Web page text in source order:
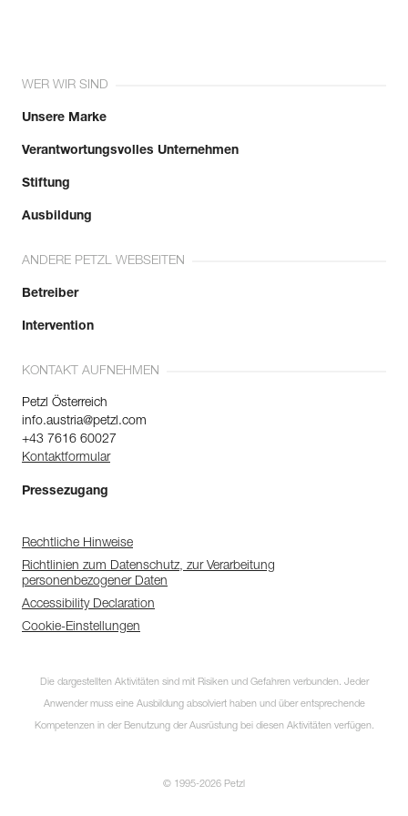
WER WIR SIND
Unsere Marke
Verantwortungsvolles Unternehmen
Stiftung
Ausbildung
ANDERE PETZL WEBSEITEN
Betreiber
Intervention
KONTAKT AUFNEHMEN
Petzl Österreich
info.austria@petzl.com
+43 7616 60027
Kontaktformular
Pressezugang
Rechtliche Hinweise
Richtlinien zum Datenschutz, zur Verarbeitung
personenbezogener Daten
Accessibility Declaration
Cookie-Einstellungen
Die dargestellten Aktivitäten sind mit Risiken und Gefahren verbunden. Jeder
Anwender muss eine Ausbildung absolviert haben und über entsprechende
Kompetenzen in der Benutzung der Ausrüstung bei diesen Aktivitäten verfügen.
© 1995-2026 Petzl